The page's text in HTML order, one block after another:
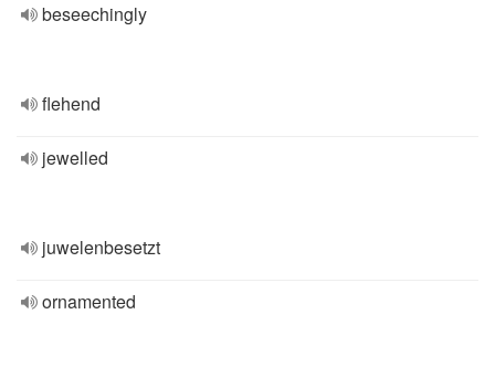
beseechingly
flehend
jewelled
juwelenbesetzt
ornamented